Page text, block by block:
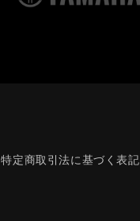
特定商取引法に基づく表記